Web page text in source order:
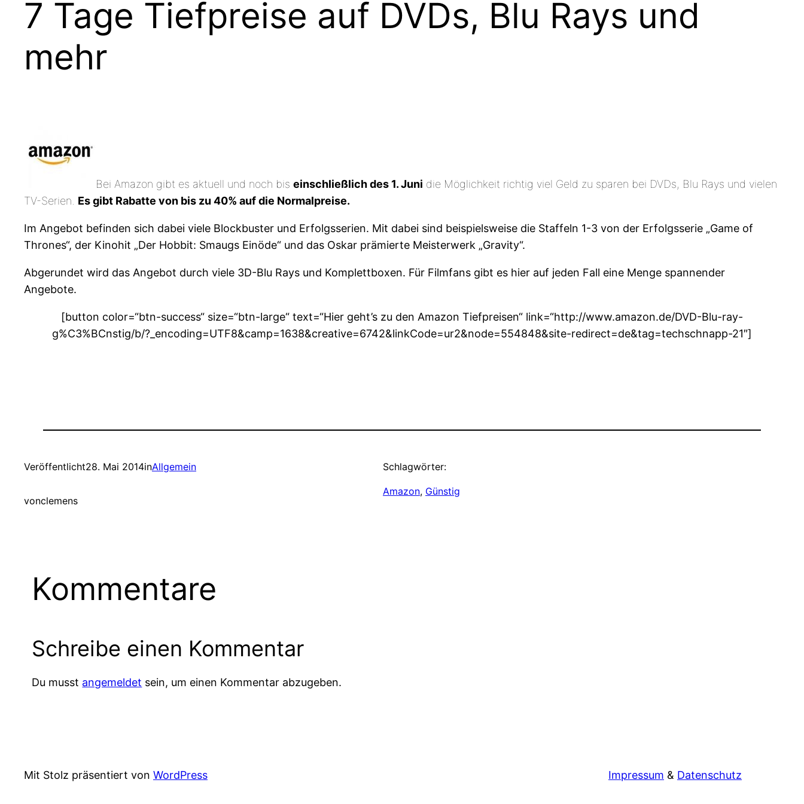
7 Tage Tiefpreise auf DVDs, Blu Rays und
mehr
Bei Amazon gibt es aktuell und noch bis einschließlich des 1. Juni die Möglichkeit richtig viel Geld zu sparen bei DVDs, Blu Rays und vielen
TV-Serien. Es gibt Rabatte von bis zu 40% auf die Normalpreise.
Im Angebot befinden sich dabei viele Blockbuster und Erfolgsserien. Mit dabei sind beispielsweise die Staffeln 1-3 von der Erfolgsserie „Game of
Thrones“, der Kinohit „Der Hobbit: Smaugs Einöde“ und das Oskar prämierte Meisterwerk „Gravity“.
Abgerundet wird das Angebot durch viele 3D-Blu Rays und Komplettboxen. Für Filmfans gibt es hier auf jeden Fall eine Menge spannender
Angebote.
[button color=“btn-success“ size=“btn-large“ text=“Hier geht’s zu den Amazon Tiefpreisen“ link=“http://www.amazon.de/DVD-Blu-ray-
g%C3%BCnstig/b/?_encoding=UTF8&camp=1638&creative=6742&linkCode=ur2&node=554848&site-redirect=de&tag=techschnapp-21″]
Veröffentlicht28. Mai 2014inAllgemein
vonclemens
Schlagwörter:
Amazon, Günstig
Kommentare
Schreibe einen Kommentar
Du musst angemeldet sein, um einen Kommentar abzugeben.
Mit Stolz präsentiert von WordPress Impressum & Datenschutz